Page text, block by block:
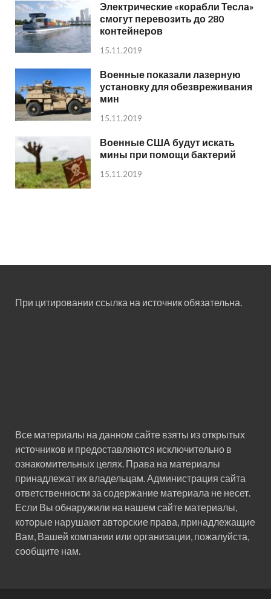
Электрические «корабли Тесла»
смогут перевозить до 280
контейнеров
15.11.2019
Военные показали лазерную
установку для обезвреживания
мин
15.11.2019
Военные США будут искать
мины при помощи бактерий
15.11.2019
При цитировании ссылка на источник обязательна.
Все материалы на данном сайте взяты из открытых
источников и предоставляются исключительно в
ознакомительных целях. Права на материалы
принадлежат их владельцам. Администрация сайта
ответственности за содержание материала не несет.
Если Вы обнаружили на нашем сайте материалы,
которые нарушают авторские права, принадлежащие
Вам, Вашей компании или организации, пожалуйста,
сообщите нам.